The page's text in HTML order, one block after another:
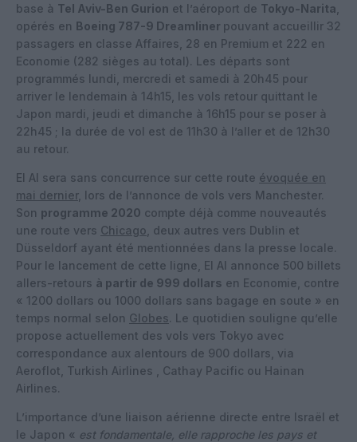
base à Tel Aviv-Ben Gurion et l’aéroport de Tokyo-Narita
opérés en Boeing 787-9 Dreamliner pouvant accueillir 32
passagers en classe Affaires, 28 en Premium et 222 en
Economie (282 sièges au total). Les départs sont
programmés lundi, mercredi et samedi à 20h45 pour
arriver le lendemain à 14h15, les vols retour quittant le
Japon mardi, jeudi et dimanche à 16h15 pour se poser à
22h45 ; la durée de vol est de 11h30 à l’aller et de 12h30
au retour.
El Al sera sans concurrence sur cette route évoquée en
mai dernier, lors de l’annonce de vols vers Manchester.
Son programme 2020 compte déjà comme nouveautés
une route vers Chicago , deux autres vers Dublin et
Düsseldorf ayant été mentionnées dans la presse locale.
Pour le lancement de cette ligne, El Al annonce 500 billets
allers-retours à partir de 999 dollars en Economie, contre
« 1200 dollars ou 1000 dollars sans bagage en soute » en
temps normal selon Globes. Le quotidien souligne qu’elle
propose actuellement des vols vers Tokyo avec
correspondance aux alentours de 900 dollars, via
Aeroflot, Turkish Airlines , Cathay Pacific ou Hainan
Airlines.
L’importance d’une liaison aérienne directe entre Israël et
le Japon « est fondamentale, elle rapproche les pays et